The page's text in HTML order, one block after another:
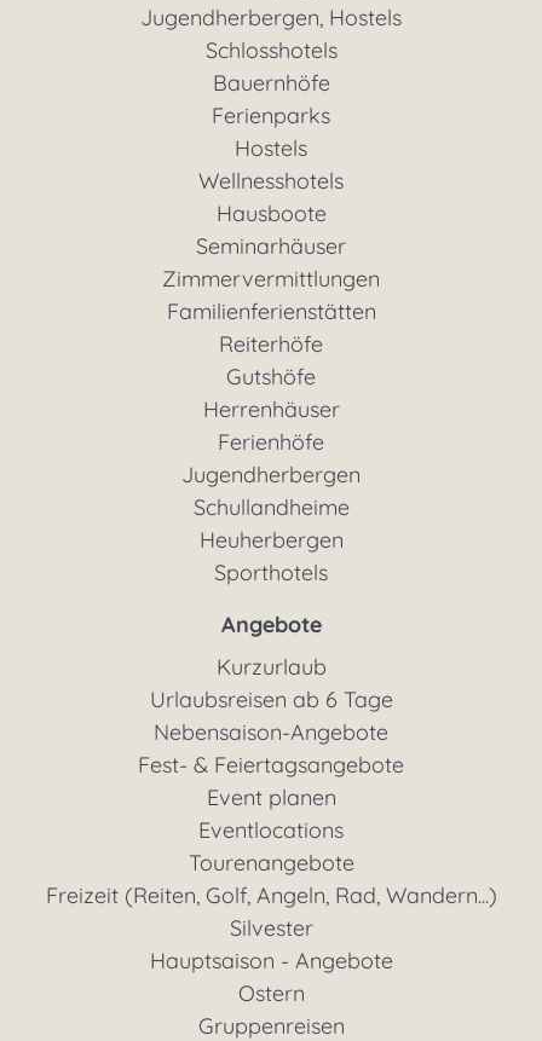
Jugendherbergen, Hostels
Schlosshotels
Bauernhöfe
Ferienparks
Hostels
Wellnesshotels
Hausboote
Seminarhäuser
Zimmervermittlungen
Familienferienstätten
Reiterhöfe
Gutshöfe
Herrenhäuser
Ferienhöfe
Jugendherbergen
Schullandheime
Heuherbergen
Sporthotels
Angebote
Kurzurlaub
Urlaubsreisen ab 6 Tage
Nebensaison-Angebote
Fest- & Feiertagsangebote
Event planen
Eventlocations
Tourenangebote
Freizeit (Reiten, Golf, Angeln, Rad, Wandern...)
Silvester
Hauptsaison - Angebote
Ostern
Gruppenreisen